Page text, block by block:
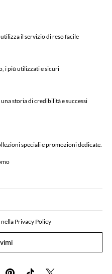
il servizio di reso facile
i più utilizzati e sicuri
storia di credibilità e successi
speciali e promozioni dedicate.
Privacy Policy